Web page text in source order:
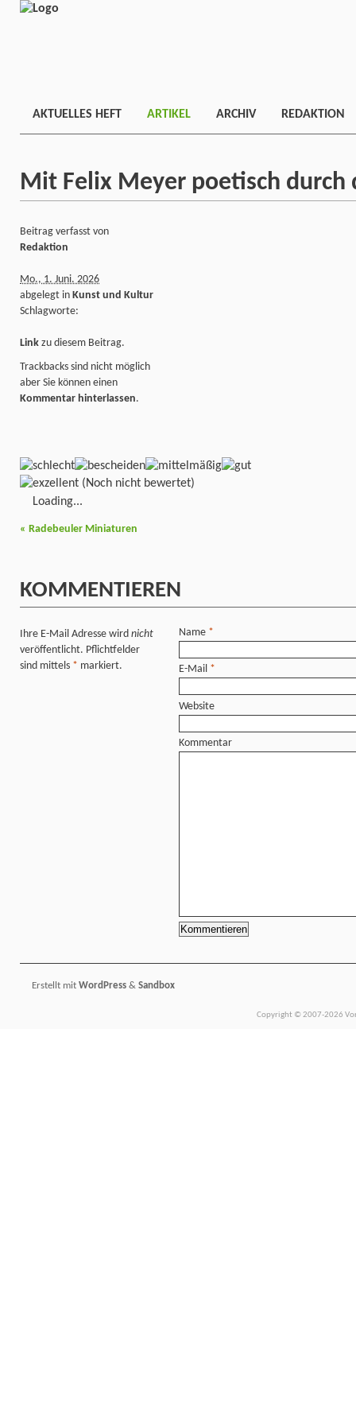
AKTUELLES HEFT ARTIKEL ARCHIV REDAKTION
Mit Felix Meyer poetisch durch
Beitrag verfasst von
Redaktion
Mo., 1. Juni. 2026
abgelegt in Kunst und Kultur
Schlagworte:
Link zu diesem Beitrag.
Trackbacks sind nicht möglich
aber Sie können einen
Kommentar hinterlassen.
(Noch nicht bewertet)
Loading...
« Radebeuler Miniaturen
KOMMENTIEREN
Ihre E-Mail Adresse wird nicht
veröffentlicht. Pflichtfelder
sind mittels * markiert.
Name *
E-Mail *
Website
Kommentar
Erstellt mit WordPress & Sandbox
Copyright © 2007-2026